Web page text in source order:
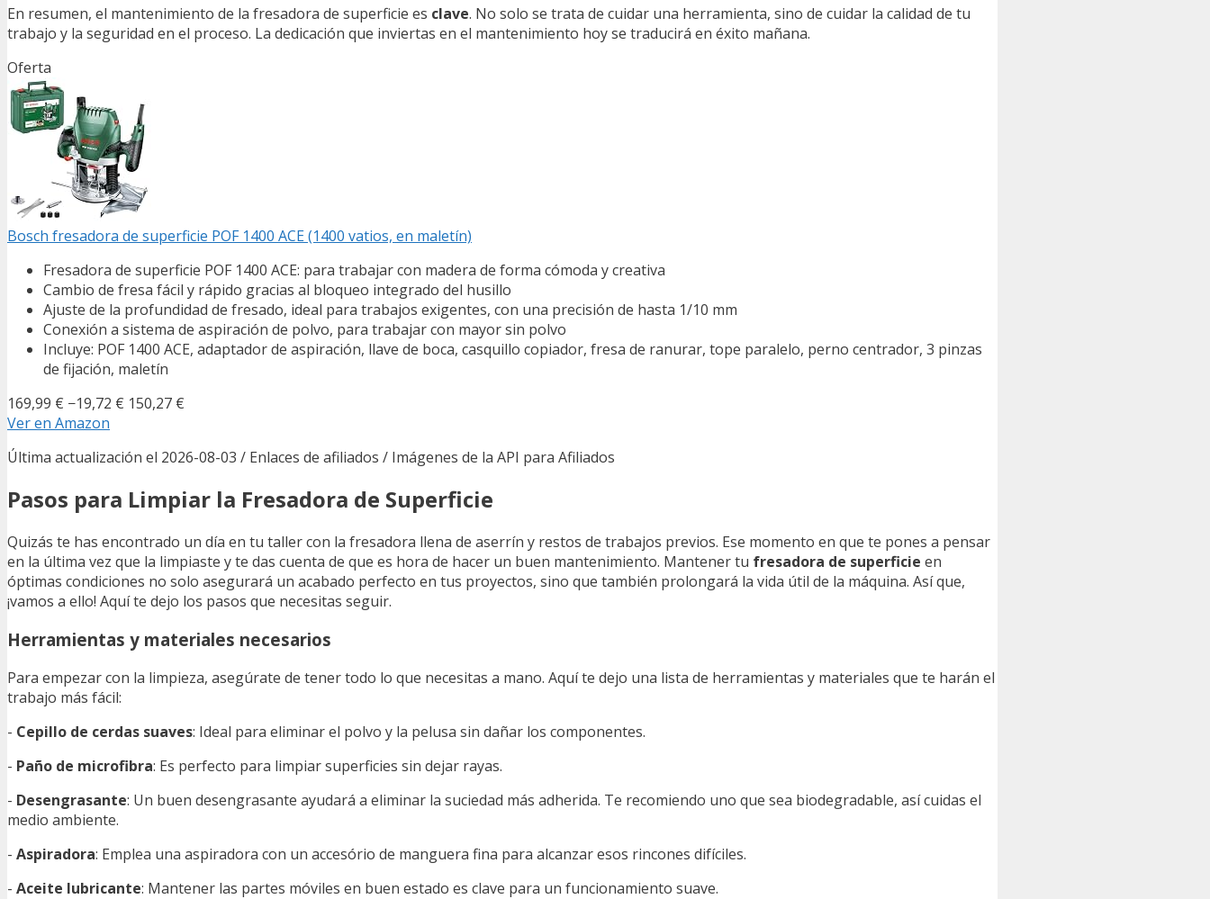
En resumen, el mantenimiento de la fresadora de superficie es clave. No solo se trata de cuidar una herramienta, sino de cuidar la calidad de tu
trabajo y la seguridad en el proceso. La dedicación que inviertas en el mantenimiento hoy se traducirá en éxito mañana.
Oferta
Bosch fresadora de superficie POF 1400 ACE (1400 vatios, en maletín)
Fresadora de superficie POF 1400 ACE: para trabajar con madera de forma cómoda y creativa
Cambio de fresa fácil y rápido gracias al bloqueo integrado del husillo
Ajuste de la profundidad de fresado, ideal para trabajos exigentes, con una precisión de hasta 1/10 mm
Conexión a sistema de aspiración de polvo, para trabajar con mayor sin polvo
Incluye: POF 1400 ACE, adaptador de aspiración, llave de boca, casquillo copiador, fresa de ranurar, tope paralelo, perno centrador, 3 pinzas
de fijación, maletín
169,99 € −19,72 € 150,27 €
Ver en Amazon
Última actualización el 2026-08-03 / Enlaces de afiliados / Imágenes de la API para Afiliados
Pasos para Limpiar la Fresadora de Superficie
Quizás te has encontrado un día en tu taller con la fresadora llena de aserrín y restos de trabajos previos. Ese momento en que te pones a pensar
en la última vez que la limpiaste y te das cuenta de que es hora de hacer un buen mantenimiento. Mantener tu fresadora de superficie en
óptimas condiciones no solo asegurará un acabado perfecto en tus proyectos, sino que también prolongará la vida útil de la máquina. Así que,
¡vamos a ello! Aquí te dejo los pasos que necesitas seguir.
Herramientas y materiales necesarios
Para empezar con la limpieza, asegúrate de tener todo lo que necesitas a mano. Aquí te dejo una lista de herramientas y materiales que te harán el
trabajo más fácil:
- Cepillo de cerdas suaves: Ideal para eliminar el polvo y la pelusa sin dañar los componentes.
- Paño de microfibra: Es perfecto para limpiar superficies sin dejar rayas.
- Desengrasante: Un buen desengrasante ayudará a eliminar la suciedad más adherida. Te recomiendo uno que sea biodegradable, así cuidas el
medio ambiente.
- Aspiradora: Emplea una aspiradora con un accesório de manguera fina para alcanzar esos rincones difíciles.
- Aceite lubricante: Mantener las partes móviles en buen estado es clave para un funcionamiento suave.